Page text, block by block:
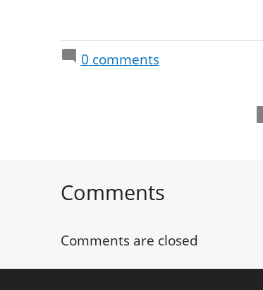
0 comments
Comments
Comments are closed